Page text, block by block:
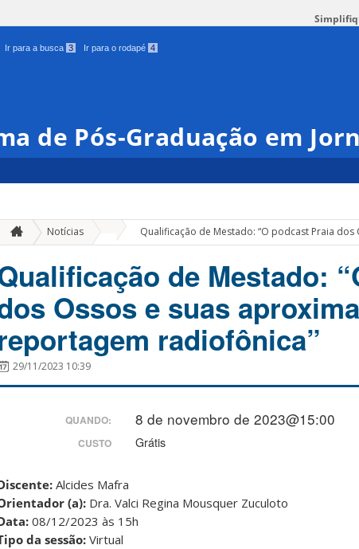
Ir para a busca 3 Ir para o rodapé 4
de Pós-Graduação em
Notícias Qualificação de Mestado: “O podcast Praia
de Mestado:
Ossos e suas
radiofônica”
29/11/2023 10:39
QUANDO: 8 de novembro de 2023@15:00
CUSTO Grátis
Alcides Mafra
(a): Dra. Valci Regina Mousquer Zuculoto
08/12/2023 às 15h
da sessão:Virtual